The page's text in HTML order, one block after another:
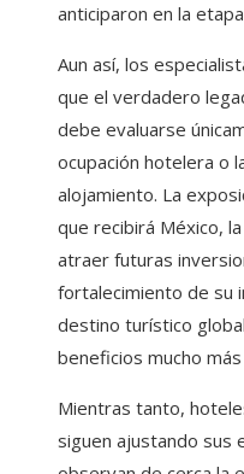
anticiparon en la
Aun así, los
que el verdadero
debe evaluarse
ocupación hotelera o
alojamiento. La
que recibirá México,
atraer futuras
fortalecimiento de su
destino turístico
beneficios mucho
Mientras tanto,
siguen ajustando sus